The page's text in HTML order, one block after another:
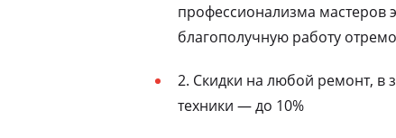
профессионализма мастеров
благополучную работу
2. Скидки на любой ремонт, в
техники — до 10%